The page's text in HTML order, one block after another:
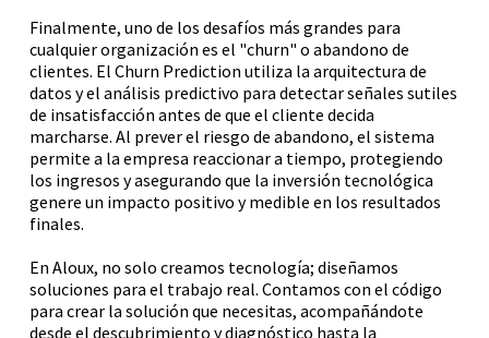
Finalmente, uno de los desafíos más grandes para
cualquier organización es el "churn" o abandono de
clientes. El Churn Prediction utiliza la arquitectura de
datos y el análisis predictivo para detectar señales sutiles
de insatisfacción antes de que el cliente decida
marcharse. Al prever el riesgo de abandono, el sistema
permite a la empresa reaccionar a tiempo, protegiendo
los ingresos y asegurando que la inversión tecnológica
genere un impacto positivo y medible en los resultados
finales.
En Aloux, no solo creamos tecnología; diseñamos
soluciones para el trabajo real. Contamos con el código
para crear la solución que necesitas, acompañándote
desde el descubrimiento y diagnóstico hasta la